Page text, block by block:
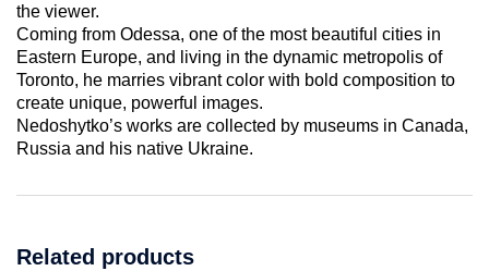
the viewer.
Coming from Odessa, one of the most beautiful cities in
Eastern Europe, and living in the dynamic metropolis of
Toronto, he marries vibrant color with bold composition to
create unique, powerful images.
Nedoshytko’s works are collected by museums in Canada,
Russia and his native Ukraine.
Related products